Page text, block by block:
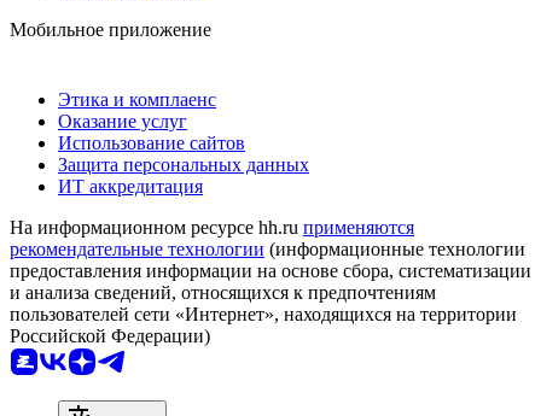
Мобильное приложение
Этика и комплаенс
Оказание услуг
Использование сайтов
Защита персональных данных
ИТ аккредитация
На информационном ресурсе hh.ru применяются
рекомендательные технологии (информационные технологии
предоставления информации на основе сбора, систематизации
и анализа сведений, относящихся к предпочтениям
пользователей сети «Интернет», находящихся на территории
Российской Федерации)